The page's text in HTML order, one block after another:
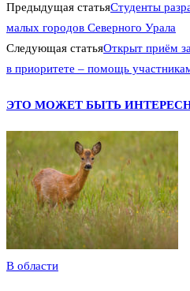
Предыдущая статьяСтуденты
малых городов Северного Урала
Следующая статьяОткрыт приём
в приоритете – помощь
ЭТО МОЖЕТ БЫТЬ
В области